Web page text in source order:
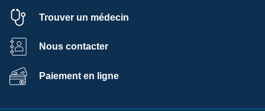
Trouver un médecin
Nous contacter
Paiement en ligne